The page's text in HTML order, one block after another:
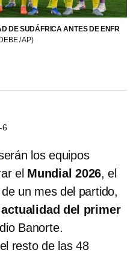
DE SUDÁFRICA ANTES DE ENFR
/ AP)
6
los equipos
el Mundial 2026, el
un mes del partido,
actualidad del primer
Banorte.
resto de las 48